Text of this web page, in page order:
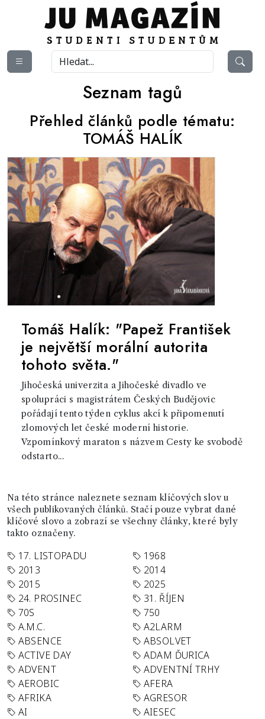
Seznam tagů
Přehled článků podle tématu:
TOMÁŠ HALÍK
Tomáš Halík: "Papež František
je největší morální autorita
tohoto světa."
Jihočeská univerzita a Jihočeské divadlo ve
spolupráci s magistrátem Českých Budějovic
pořádají tento týden cyklus akcí k připomenutí
zlomových let české moderní historie.
Vzpomínkový maraton s názvem Cesty ke svobodě
odstarto...
Na této stránce naleznete seznam klíčových slov u
všech publikovaných článků. Stačí pouze vybrat dané
klíčové slovo a zobrazí se všechny články, které byly
takto označeny.
17. LISTOPADU
1968
2013
2014
2015
2025
24. PROSINEC
31. ŘÍJEN
70S
750
A.M.C.
A2LARM
ABSENCE
ABSOLVET
ACTIVE DAY
ADAM ĎURICA
ADVENT
ADVENTNÍ TRHY
AEROBIC
AFERA
AFRIKA
AGRESOR
AI
AIESEC